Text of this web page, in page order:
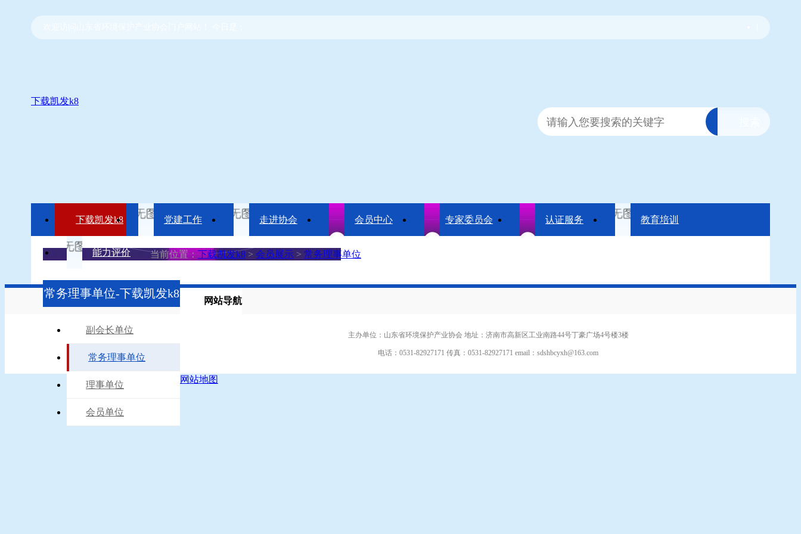
下载凯发k8
下载凯发k8 党建工作 走进协会 会员中心 专家委员会 认证服务 教育培训
能力评价 当前位置： 下载凯发k8 > 会员展示 > 常务理事单位
常务理事单位-下载凯发k8
副会长单位
常务理事单位
理事单位
会员单位
网站导航
主办单位：山东省环境保护产业协会 地址：济南市高新区工业南路44号丁豪广场4号楼3楼
电话：0531-82927171 传真：0531-82927171 email： sdshbcyxh@163.com
网站地图